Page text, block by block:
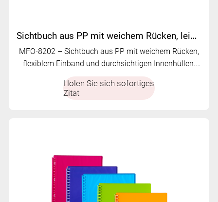
Sichtbuch aus PP mit weichem Rücken, leichte Mappe mit mehreren Fächern | MFO-8202
MFO-8202 – Sichtbuch aus PP mit weichem Rücken,
flexiblem Einband und durchsichtigen Innenhüllen.
tägliche Dokumentenorganisation.
Holen Sie sich sofortiges
Zitat